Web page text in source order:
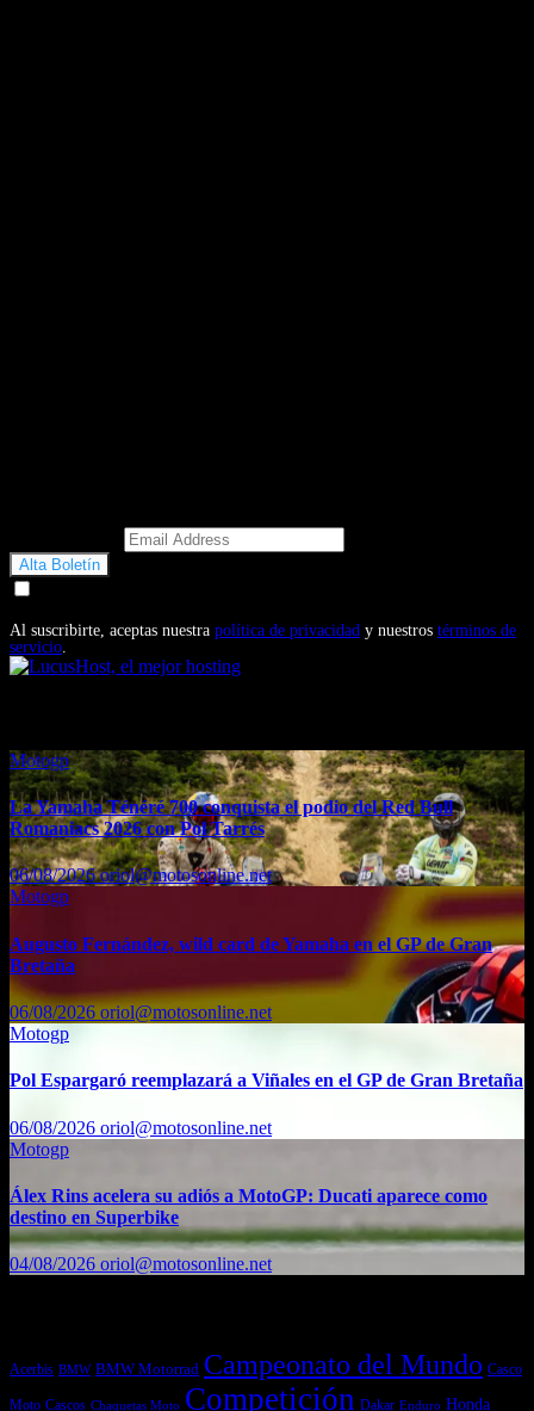
Al suscribirte, aceptas nuestra política de privacidad y nuestros términos de
servicio.
Motogp
La Yamaha Ténéré 700 conquista el podio del Red Bull
Romaniacs 2026 con Pol Tarrés
06/08/2026oriol@motosonline.net
Motogp
Augusto Fernández, wild card de Yamaha en el GP de Gran
Bretaña
06/08/2026 oriol@motosonline.net
Motogp
Pol Espargaró reemplazará a Viñales en el GP de Gran Bretaña
06/08/2026 oriol@motosonline.net
Motogp
Álex Rins acelera su adiós a MotoGP: Ducati aparece como
destino en Superbike
04/08/2026 oriol@motosonline.net
Acerbis BMW BMW Motorrad Campeonato del Mundo Casco
Moto Cascos Chaquetas Moto Competición Dakar Enduro Honda